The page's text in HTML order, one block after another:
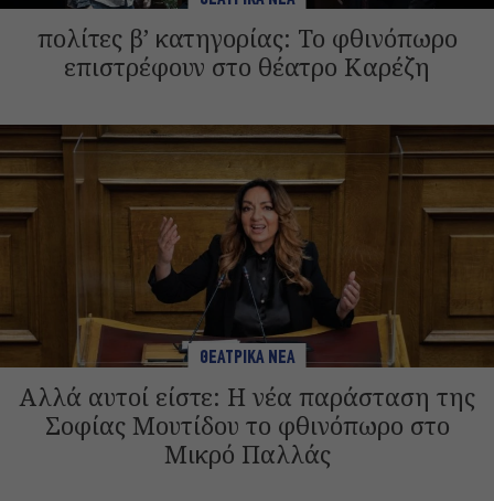
πολίτες β’ κατηγορίας: Το φθινόπωρο
επιστρέφουν στο θέατρο Καρέζη
ΘΕΑΤΡΙΚΑ ΝΕΑ
Αλλά αυτοί είστε: Η νέα παράσταση της
Σοφίας Μουτίδου το φθινόπωρο στο
Μικρό Παλλάς